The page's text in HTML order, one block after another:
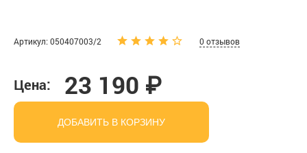
Артикул: 050407003/2 0 отзывов
Цена: 23 190 ₽
ДОБАВИТЬ В КОРЗИНУ